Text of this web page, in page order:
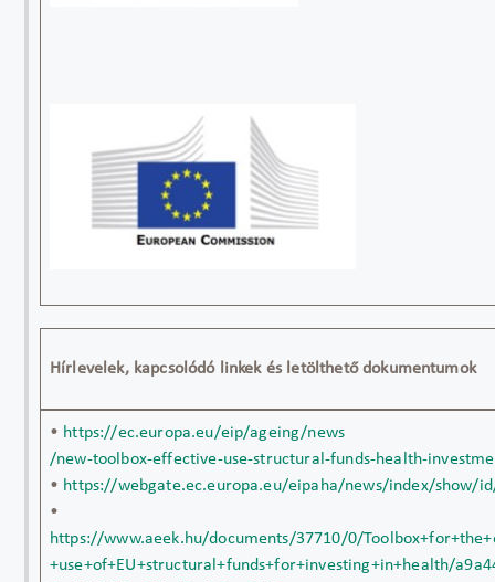
Hírlevelek, kapcsolódó linkek és letölthető dokumentumok
• https://ec.europa.eu/eip/ageing/news
/new-toolbox-effective-use-structural-funds-health-
• https://webgate.ec.europa.eu/eipaha/news/index/show/
•
https://www.aeek.hu/documents/37710/0/
+use+of+EU+structural+funds+for+investing+in+health/